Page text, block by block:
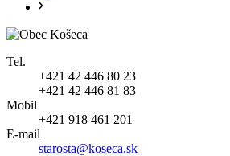
Tel.
+421 42 446 80 23
+421 42 446 81 83
Mobil
+421 918 461 201
E-mail
starosta@koseca.sk